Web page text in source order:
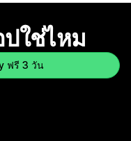
ปใช่ไหม
ฟรี 3 วัน